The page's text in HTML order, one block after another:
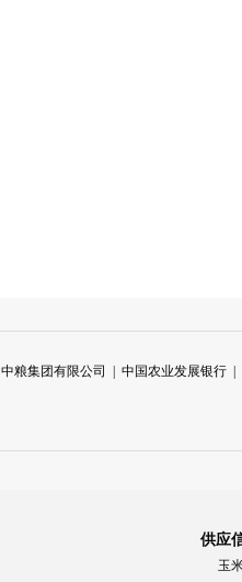
中粮集团有限公司 中国农业发展银行
供应
玉